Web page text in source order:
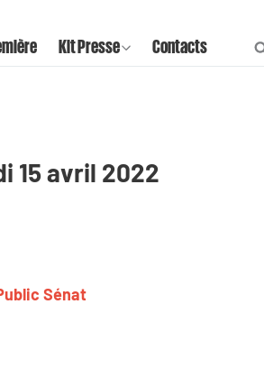
Kit Presse Contacts
15 avril 2022
Sénat